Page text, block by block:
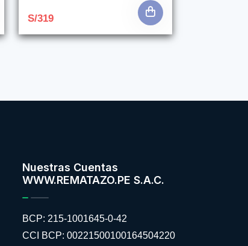
S/319
Nuestras Cuentas
WWW.REMATAZO.PE S.A.C.
BCP: 215-1001645-0-42
CCI BCP: 00221500100164504220